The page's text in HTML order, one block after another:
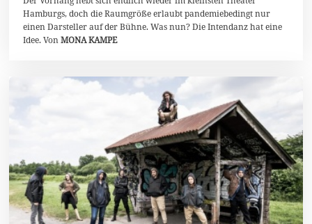
e
m
b
2
Hamburgs, doch die Raumgröße erlaubt pandemiebedingt nur
einen Darsteller auf der Bühne. Was nun? Die Intendanz hat eine
Idee. VonMONA KAMPE